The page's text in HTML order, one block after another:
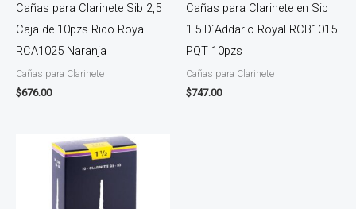
Cañas para Clarinete Sib 2,5
Caja de 10pzs Rico Royal
RCA1025 Naranja
Cañas para Clarinete
$676.00
Cañas para Clarinete en Sib
1.5 D´Addario Royal RCB1015
PQT 10pzs
Cañas para Clarinete
$747.00